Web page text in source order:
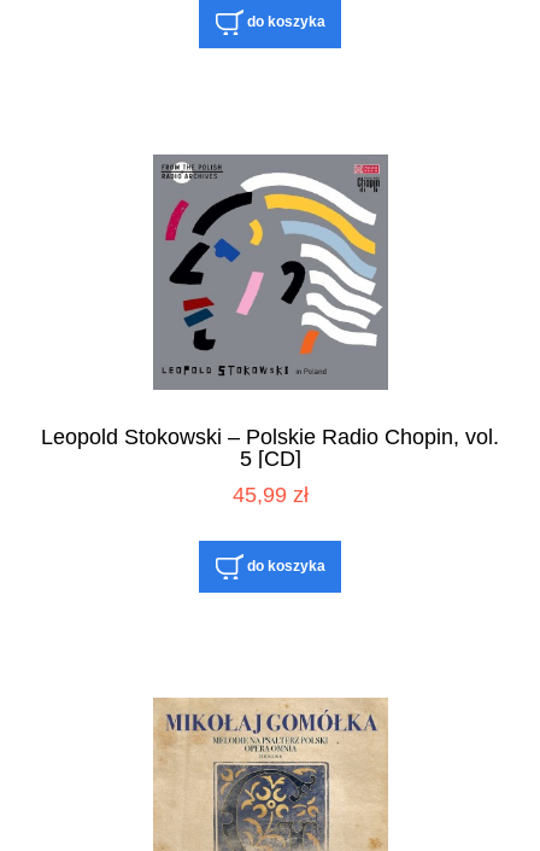
do koszyka
Leopold Stokowski – Polskie Radio Chopin, vol.
5 [CD]
45,99 zł
do koszyka